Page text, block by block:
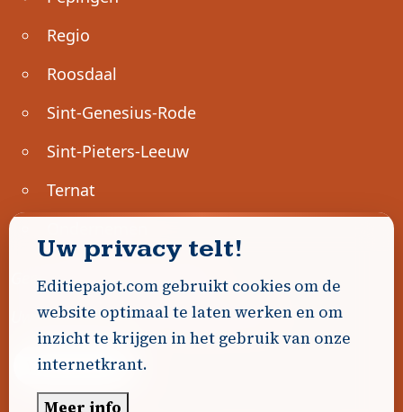
Regio
Roosdaal
Sint-Genesius-Rode
Sint-Pieters-Leeuw
Ternat
Geen advertenties gevonden.
Uw advertentie hier? Contacteer ons!
Word Partner!
Uw privacy telt!
Editiepajot.com gebruikt cookies om de
website optimaal te laten werken en om
inzicht te krijgen in het gebruik van onze
internetkrant.
Meer info